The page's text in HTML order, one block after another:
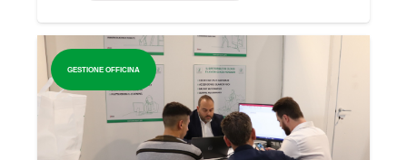
GESTIONE OFFICINA